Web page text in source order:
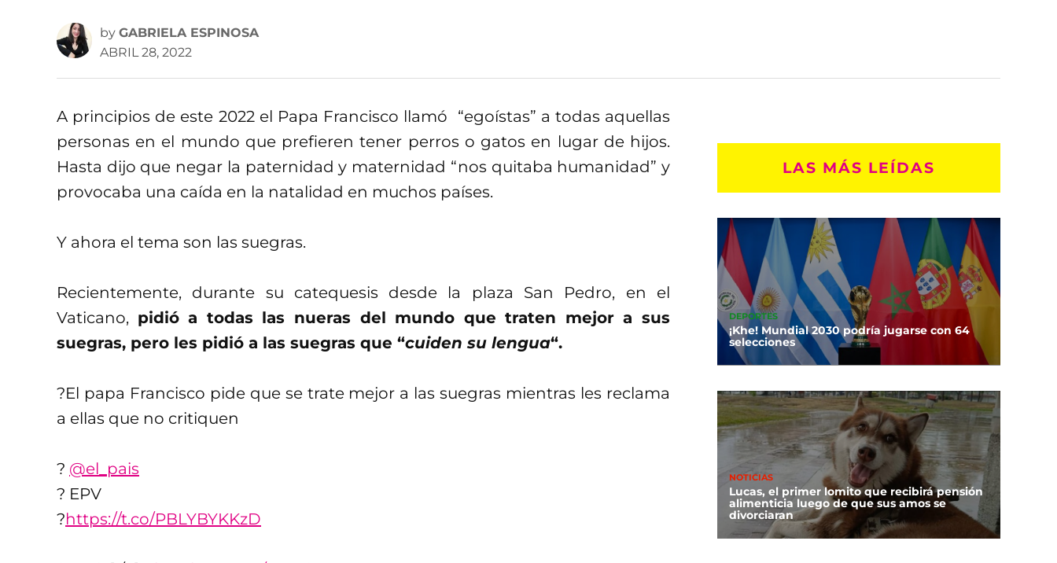
by GABRIELA ESPINOSA
ABRIL 28, 2022
A principios de este 2022 el Papa Francisco llamó “egoístas” a todas aquellas
personas en el mundo que prefieren tener perros o gatos en lugar de hijos.
Hasta dijo que negar la paternidad y maternidad “nos quitaba humanidad” y
provocaba una caída en la natalidad en muchos países.
Y ahora el tema son las suegras.
Recientemente, durante su catequesis desde la plaza San Pedro, en el
Vaticano, pidió a todas las nueras del mundo que traten mejor a sus
suegras, pero les pidió a las suegras que “cuiden su lengua“.
?El papa Francisco pide que se trate mejor a las suegras mientras les reclama
a ellas que no critiquen
?️ @el_pais
? EPV
?https://t.co/PBLYBYKKzD
LAS MÁS LEÍDAS
DEPORTES
¡Khe! Mundial 2030 podría jugarse con 64
selecciones
NOTICIAS
Lucas, el primer lomito que recibirá pensión
alimenticia luego de que sus amos se
divorciaran